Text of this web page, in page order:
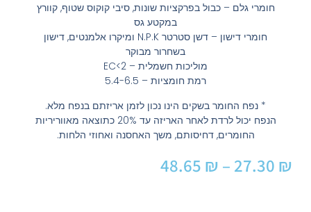
חומרי גלם – כבול בפרקציות שונות, סיבי קוקוס שטוף, קוורץ
במקטע גס
חומרי דישון – דשן סטרטר N.P.K ומיקרו אלמנטים, דישון
בשחרור מבוקר
מוליכות חשמלית – EC<2
רמת חומציות – 5.4-6.5
* נפח החומר בשקים הינו נכון לזמן אריזתם בנפח מלא.
הנפח יכול לרדת לאחר האריזה עד 20% כתוצאה מאווריריות
החומרים, דחיסותם, משך האחסנה ואחוזי הלחות.
27.30 ₪
–
48.65 ₪